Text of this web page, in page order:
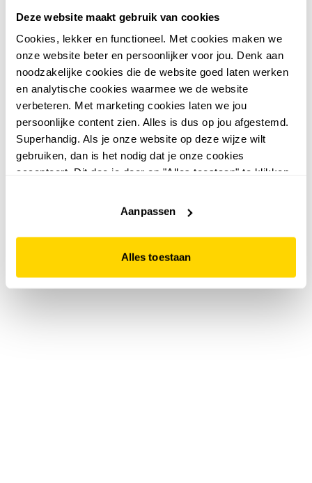
Deze website maakt gebruik van cookies
Cookies, lekker en functioneel. Met cookies maken we
onze website beter en persoonlijker voor jou. Denk aan
noodzakelijke cookies die de website goed laten werken
en analytische cookies waarmee we de website
verbeteren. Met marketing cookies laten we jou
persoonlijke content zien. Alles is dus op jou afgestemd.
Superhandig. Als je onze website op deze wijze wilt
gebruiken, dan is het nodig dat je onze cookies
accepteert. Dit doe je door op "Alles toestaan" te klikken.
website niet optimaal functioneert.
Aanpassen
Alles toestaan